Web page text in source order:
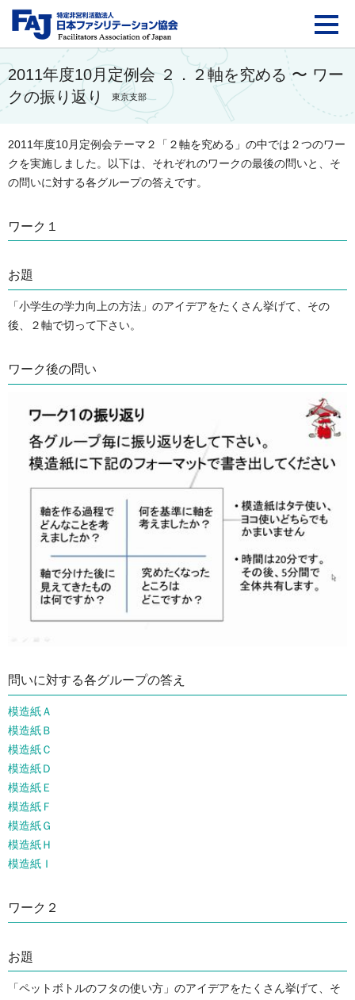
FAJ：特定非営利活動
2011年度10月定例会 ２．２軸を究める 〜 ワー
クの振り返り
東京支部
2011年度10月定例会テーマ２「２軸を究める」の中では２つのワー
クを実施しました。以下は、それぞれのワークの最後の問いと、そ
の問いに対する各グループの答えです。
ワーク１
お題
「小学生の学力向上の方法」のアイデアをたくさん挙げて、その
後、２軸で切って下さい。
ワーク後の問い
問いに対する各グループの答え
模造紙Ａ
模造紙Ｂ
模造紙Ｃ
模造紙Ｄ
模造紙Ｅ
模造紙Ｆ
模造紙Ｇ
模造紙Ｈ
模造紙Ｉ
ワーク２
お題
「ペットボトルのフタの使い方」のアイデアをたくさん挙げて、そ